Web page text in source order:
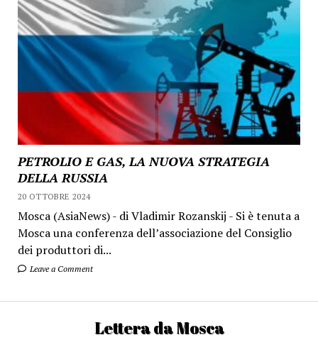
PETROLIO E GAS, LA NUOVA STRATEGIA
DELLA RUSSIA
20 OTTOBRE 2024
Mosca (AsiaNews) - di Vladimir Rozanskij - Si è tenuta a
Mosca una conferenza dell’associazione del Consiglio
dei produttori di...
Leave a Comment
Lettera da Mosca